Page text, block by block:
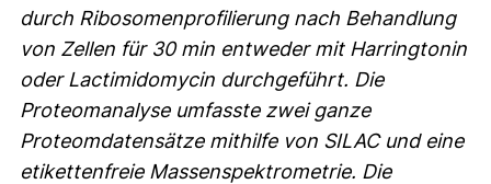
durch Ribosomenprofilierung nach Behandlung
von Zellen für 30 min entweder mit Harringtonin
oder Lactimidomycin durchgeführt. Die
Proteomanalyse umfasste zwei ganze
Proteomdatensätze mithilfe von SILAC und eine
etikettenfreie Massenspektrometrie. Die